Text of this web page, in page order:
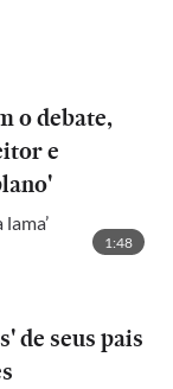
o debate,
e
1:48
de seus pais